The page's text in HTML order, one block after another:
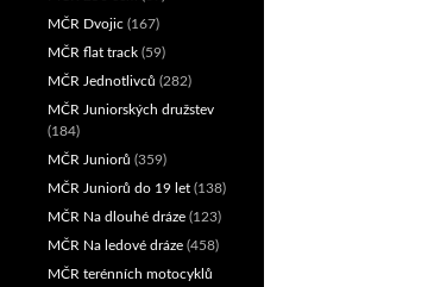
MČR Dvojic (167)
MČR flat track (59)
MČR Jednotlivců (282)
MČR Juniorských družstev
(184)
MČR Juniorů (359)
MČR Juniorů do 19 let (138)
MČR Na dlouhé dráze (123)
MČR Na ledové dráze (458)
MČR terénních motocyklů